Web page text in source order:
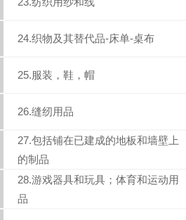
24.织物及其替代品-床单-桌布
25.服装，鞋，帽
26.缝纫用品
27.包括铺在已建成的地板和墙壁上
的制品
28.游戏器具和玩具；体育和运动用
品